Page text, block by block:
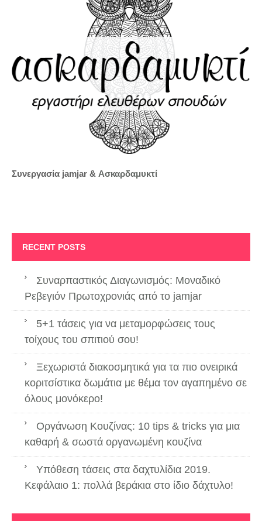
Συνεργασία jamjar & Ασκαρδαμυκτί
RECENT POSTS
Συναρπαστικός Διαγωνισμός: Μοναδικό
Ρεβεγιόν Πρωτοχρονιάς από το jamjar
5+1 τάσεις για να μεταμορφώσεις τους
τοίχους του σπιτιού σου!
Ξεχωριστά διακοσμητικά για τα πιο ονειρικά
κοριτσίστικα δωμάτια με θέμα τον αγαπημένο σε
όλους μονόκερο!
Οργάνωση Κουζίνας: 10 tips & tricks για μια
καθαρή & σωστά οργανωμένη κουζίνα
Υπόθεση τάσεις στα δαχτυλίδια 2019.
Κεφάλαιο 1: πολλά βεράκια στο ίδιο δάχτυλο!